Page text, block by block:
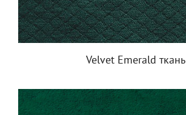
Velvet Emerald ткань